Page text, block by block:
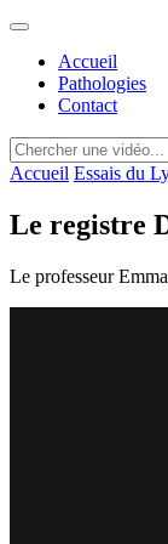
Accueil
Pathologies
Contact
Accueil Essais du
Le registre
Le professeur